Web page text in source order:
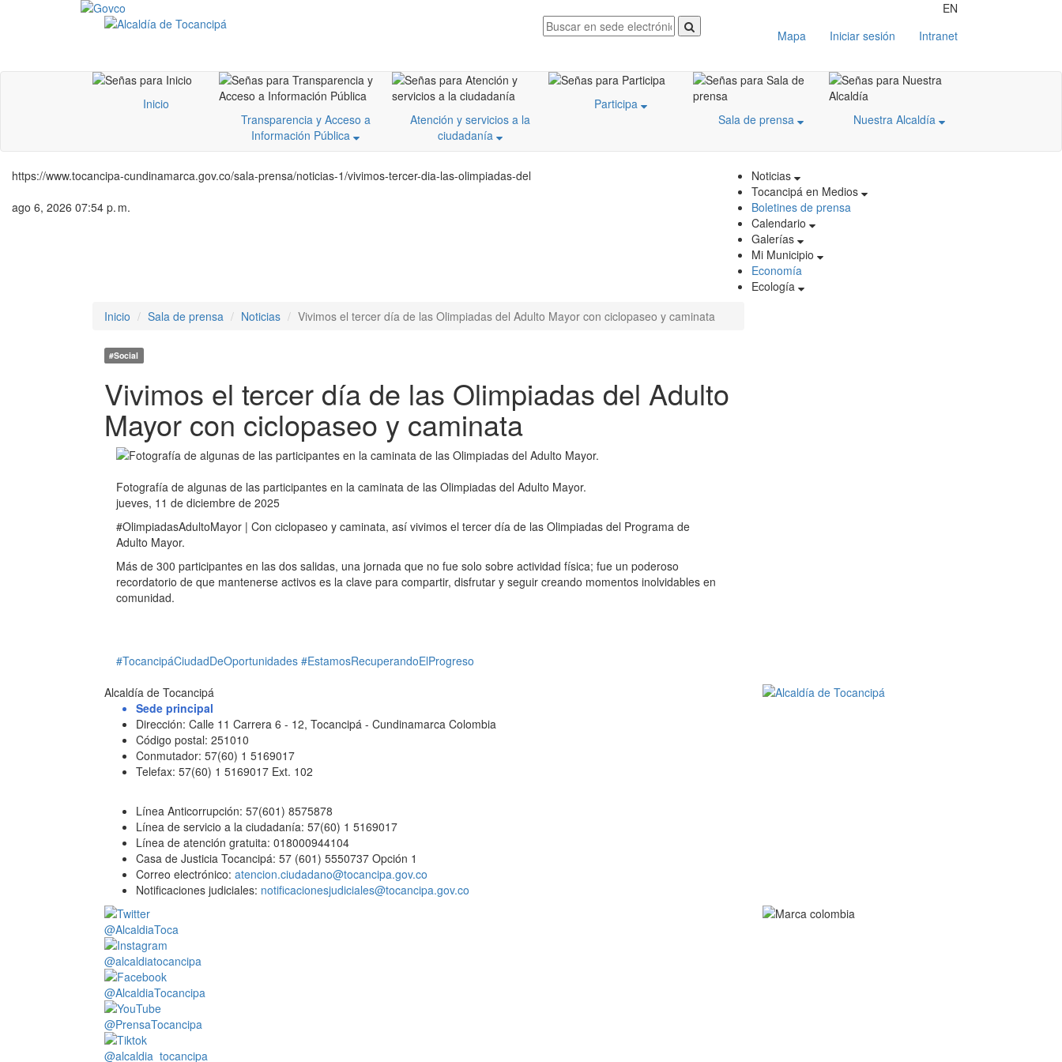
EN
Mapa
Iniciar sesión Intranet
Inicio
Transparencia y Acceso a
Información Pública
Atención y servicios a la
ciudadanía
Participa
Sala de prensa
Nuestra Alcaldía
https://www.tocancipa-cundinamarca.gov.co/sala-prensa/noticias-1/vivimos-tercer-dia-las-olimpiadas-del
ago 6, 2026 07:54 p. m.
Noticias
Tocancipá en Medios
Boletines de prensa
Calendario
Galerías
Mi Municipio
Economía
Ecología
Inicio
Sala de prensa Noticias Vivimos el tercer día de las Olimpiadas del Adulto Mayor con ciclopaseo y caminata
#Social
Vivimos el tercer día de las Olimpiadas del Adulto
Mayor con ciclopaseo y caminata
Fotografía de algunas de las participantes en la caminata de las Olimpiadas del Adulto Mayor.
jueves, 11 de diciembre de 2025
#OlimpiadasAdultoMayor | Con ciclopaseo y caminata, así vivimos el tercer día de las Olimpiadas del Programa de
Adulto Mayor.
Más de 300 participantes en las dos salidas, una jornada que no fue solo sobre actividad física; fue un poderoso
recordatorio de que mantenerse activos es la clave para compartir, disfrutar y seguir creando momentos inolvidables en
comunidad.
#TocancipáCiudadDeOportunidades #EstamosRecuperandoElProgreso
Alcaldía de Tocancipá
Sede principal
Dirección: Calle 11 Carrera 6 - 12, Tocancipá - Cundinamarca Colombia
Código postal: 251010
Conmutador: 57(60) 1 5169017
Telefax: 57(60) 1 5169017 Ext. 102
Línea Anticorrupción: 57(601) 8575878
Línea de servicio a la ciudadanía: 57(60) 1 5169017
Línea de atención gratuita: 018000944104
Casa de Justicia Tocancipá: 57 (601) 5550737 Opción 1
Correo electrónico: atencion.ciudadano@tocancipa.gov.co
Notificaciones judiciales: notificacionesjudiciales@tocancipa.gov.co
@AlcaldiaToca
@alcaldiatocancipa
@AlcaldiaTocancipa
@PrensaTocancipa
@alcaldia_tocancipa